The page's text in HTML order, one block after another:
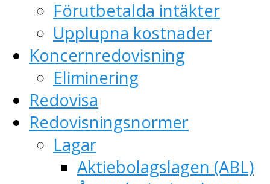
Förutbetalda intäkter
Upplupna kostnader
Koncernredovisning
Eliminering
Redovisa
Redovisningsnormer
Lagar
Aktiebolagslagen (ABL)